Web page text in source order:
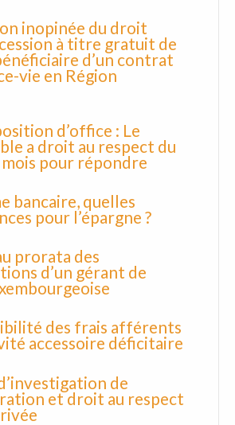
inopinée du droit
à titre gratuit de
d’un contrat
vie en Région
d’office : Le
a droit au respect du
mois pour répondre
bancaire, quelles
pour l’épargne ?
prorata des
d’un gérant de
des frais afférents
accessoire déficitaire
de
et droit au respect